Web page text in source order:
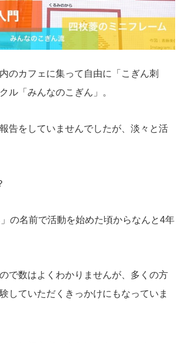
のカフェに集って自由に「こぎん刺
ル「みんなのこぎん」。
告をしていませんでしたが、淡々と活
」の名前で活動を始めた頃からなんと4年
で数はよくわかりませんが、多くの方
していただくきっかけにもなっていま